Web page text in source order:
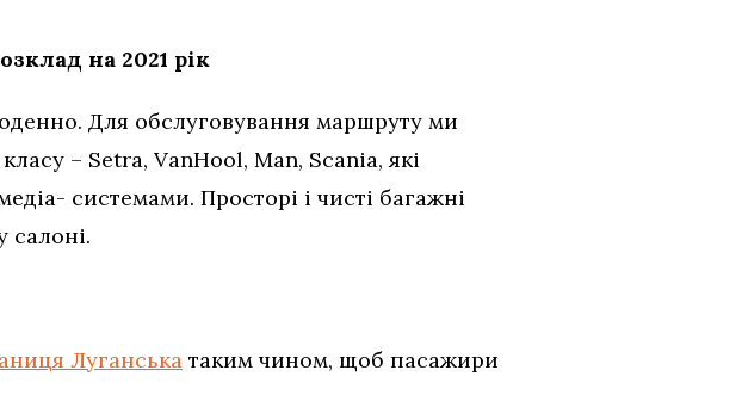
на 2021 рік
Для обслуговування маршруту ми
– Setra, VanHool, Man, Scania, які
системами. Просторі і чисті багажні
салоні.
Луганська таким чином, щоб пасажири